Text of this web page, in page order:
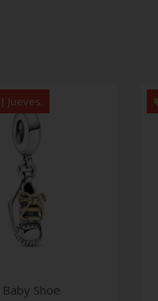
Jueves.
Shoe